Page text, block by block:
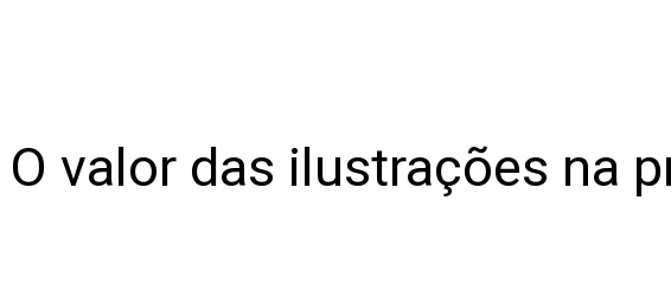
O valor das ilustrações na